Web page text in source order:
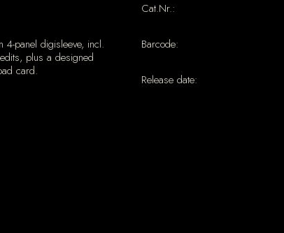
panel digisleeve, incl.
plus a designed
card.
Cat.Nr.:
Barcode:
Release date: